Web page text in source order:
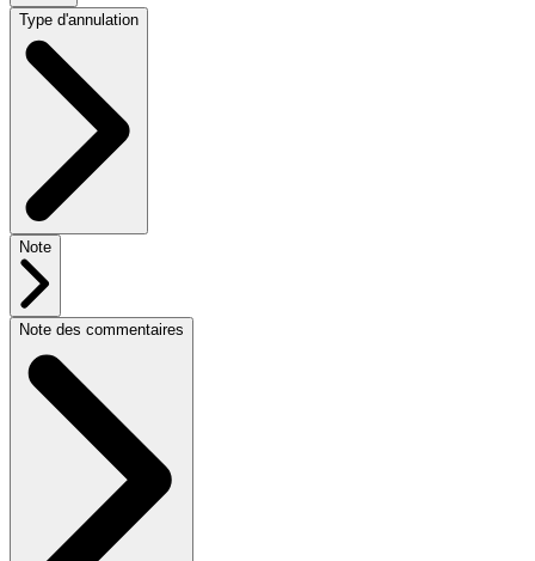
Type d'annulation
Note
Note des commentaires